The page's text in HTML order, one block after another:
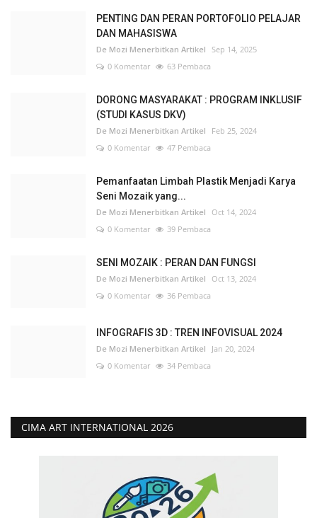
PENTING DAN PERAN PORTOFOLIO PELAJAR
DAN MAHASISWA
De Mozi Menerbitkan Artikel Sep 14, 2025
0 Komentar
63 Pembaca
DORONG MASYARAKAT : PROGRAM INKLUSIF
(STUDI KASUS DKV)
De Mozi Menerbitkan Artikel
Feb 25, 2024
0 Komentar
47 Pembaca
Pemanfaatan Limbah Plastik Menjadi Karya
Seni Mozaik yang...
De Mozi Menerbitkan Artikel
Oct 14, 2024
0 Komentar
39 Pembaca
SENI MOZAIK : PERAN DAN FUNGSI
De Mozi Menerbitkan Artikel
Oct 13, 2024
0 Komentar
36 Pembaca
INFOGRAFIS 3D : TREN INFOVISUAL 2024
De Mozi Menerbitkan Artikel
Jan 20, 2024
0 Komentar
34 Pembaca
CIMA ART INTERNATIONAL 2026